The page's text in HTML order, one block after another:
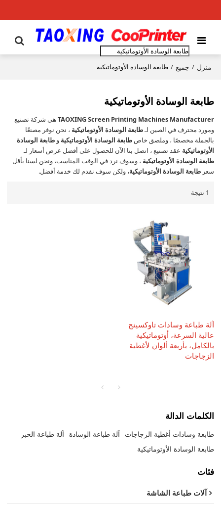
منزل / جميع / طابعة الوسادة الأوتوماتيكية
طابعة الوسادة الأوتوماتيكية
TAOXING Screen Printing Machines Manufacturer هي شركة تصنيع
ومورد محترف في الصين لـطابعة الوسادة الأوتوماتيكية ، نحن نوفر مصنعًا
بالجملة مخصصًا ، وملصق خاصطابعة الوسادة الأوتوماتيكية وطابعة الوسادة
الأوتوماتيكية عقد تصنيع ، اتصل بنا الآن للحصول على أفضل عرض أسعار لـ
طابعة الوسادة الأوتوماتيكية ، وسوف نرد في الوقت المناسب، ونحن لسنا بأقل
سعرطابعة الوسادة الأوتوماتيكية، ولكن سوف نقدم لك خدمة أفضل.
1 نتيجة
آلة طباعة وسادات تاوكسينج
عالية السرعة، أوتوماتيكية
بالكامل، بأربعة ألوان لأغطية
الزجاجات
الكلمات الدالة
طابعة وسادات أغطية الزجاجات آلة طباعة الوسادة
آلة طباعة الحبر
طابعة الوسادة الأوتوماتيكية
فئات
آلات طباعة الشاشة